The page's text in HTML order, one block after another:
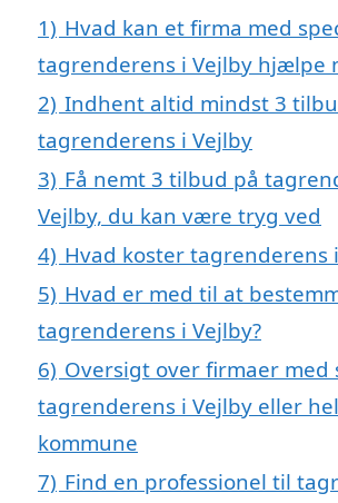
1) Hvad kan et firma med
tagrenderens i Vejlby hjælpe
2) Indhent altid mindst 3
tagrenderens i Vejlby
3) Få nemt 3 tilbud på
Vejlby, du kan være tryg ved
4) Hvad koster tagrenderens
5) Hvad er med til at
tagrenderens i Vejlby?
6) Oversigt over firmaer med
tagrenderens i Vejlby eller
kommune
7) Find en professionel til